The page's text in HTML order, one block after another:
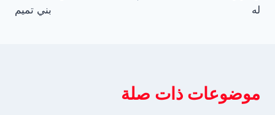
له
بني تميم
موضوعات ذات صلة